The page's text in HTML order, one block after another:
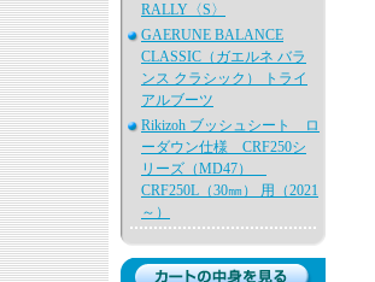
RALLY〈S〉
GAERUNE BALANCE
CLASSIC（ガエルネ バラ
ンス クラシック） トライ
アルブーツ
Rikizoh ブッシュシート ロ
ーダウン仕様 CRF250シ
リーズ（MD47）
CRF250L（30㎜） 用（2021
～）